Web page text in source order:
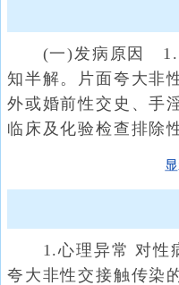
(一)发病原因 1.自
知半解。片面夸大非
外或婚前性交史、手
临床及化验检查排
1.心理异常 对性病
夸大非性交接触传染